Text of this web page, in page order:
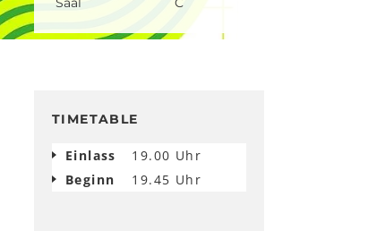
TIMETABLE
Einlass
19.00 Uhr
Beginn
19.45 Uhr